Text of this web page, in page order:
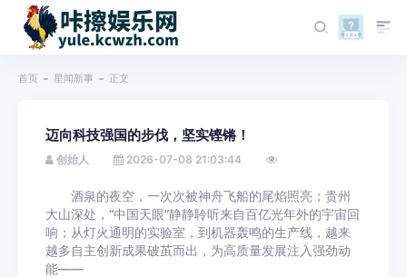
首页 星闻新事 正文
迈向科技强国的步伐，坚实铿锵！
创始人 2026-07-08 21:03:44
酒泉的夜空，一次次被神舟飞船的尾焰照亮；贵州
大山深处，“中国天眼”静静聆听来自百亿光年外的宇宙回
响；从灯火通明的实验室，到机器轰鸣的生产线，越来
越多自主创新成果破茧而出，为高质量发展注入强劲动
能——